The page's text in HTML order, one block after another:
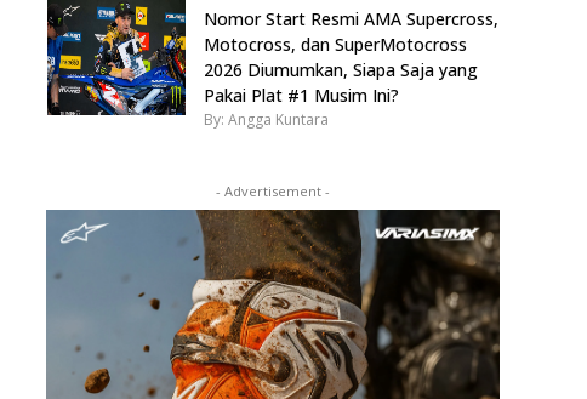
Nomor Start Resmi AMA Supercross,
Motocross, dan SuperMotocross
2026 Diumumkan, Siapa Saja yang
Pakai Plat #1 Musim Ini?
By: Angga Kuntara
- Advertisement -